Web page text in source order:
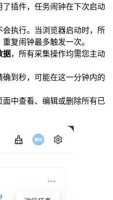
插件，任务闹钟在下次启动
执行。当浏览器启动时，所
复闹钟最多触发一次。
据，所有采集操作均需您主动
到秒，可能在这一分钟内的
中查看、编辑或删除所有已